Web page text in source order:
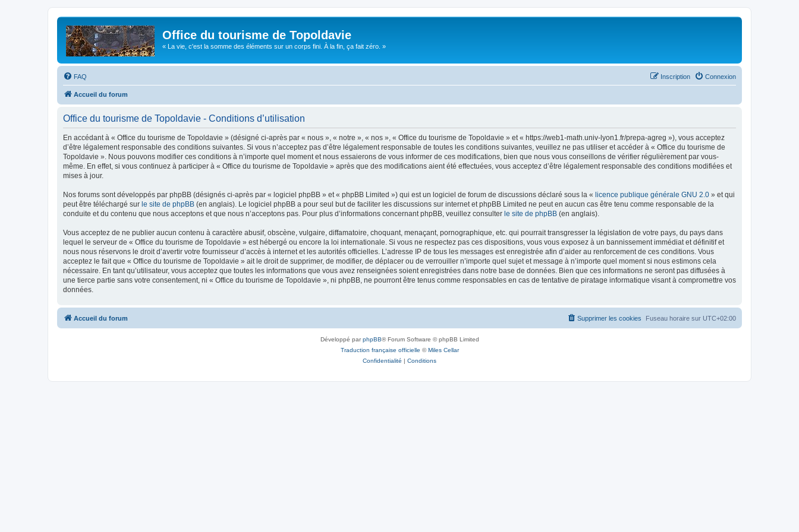
Office du tourisme de Topoldavie
« La vie, c'est la somme des éléments sur un corps fini. À la fin, ça fait zéro. »
FAQ Connexion
Inscription
Accueil du forum
Office du tourisme de Topoldavie - Conditions d’utilisation
En accédant à « Office du tourisme de Topoldavie » (désigné ci-après par « nous », « notre », « nos », « Office du tourisme de Topoldavie » et « https://web1-math.univ-lyon1.fr/prepa-agreg »), vous acceptez
d’être légalement responsable des conditions suivantes. Si vous n’acceptez pas d’être légalement responsable de toutes les conditions suivantes, veuillez ne pas utiliser et accéder à « Office du tourisme de
Topoldavie ». Nous pouvons modifier ces conditions à n’importe quel moment et nous essaierons de vous informer de ces modifications, bien que nous vous conseillons de vérifier régulièrement par vous-
même. En effet, si vous continuez à participer à « Office du tourisme de Topoldavie » après que des modifications aient été effectuées, vous acceptez d’être légalement responsable des conditions modifiées et
mises à jour.
Nos forums sont développés par phpBB (désignés ci-après par « logiciel phpBB » et « phpBB Limited ») qui est un logiciel de forum de discussions déclaré sous la « licence publique générale GNU 2.0 » et qui
peut être téléchargé sur le site de phpBB (en anglais). Le logiciel phpBB a pour seul but de faciliter les discussions sur internet et phpBB Limited ne peut en aucun cas être tenu comme responsable de la
conduite et du contenu que nous acceptons et que nous n’acceptons pas. Pour plus d’informations concernant phpBB, veuillez consulter le site de phpBB (en anglais).
Vous acceptez de ne publier aucun contenu à caractère abusif, obscène, vulgaire, diffamatoire, choquant, menaçant, pornographique, etc. qui pourrait transgresser la législation de votre pays, du pays dans
lequel le serveur de « Office du tourisme de Topoldavie » est hébergé ou encore la loi internationale. Si vous ne respectez pas ces dispositions, vous vous exposez à un bannissement immédiat et définitif et
nous nous réservons le droit d’avertir votre fournisseur d’accès à internet et les autorités officielles. L’adresse IP de tous les messages est enregistrée afin d’aider au renforcement de ces conditions. Vous
acceptez le fait que « Office du tourisme de Topoldavie » ait le droit de supprimer, de modifier, de déplacer ou de verrouiller n’importe quel sujet et message à n’importe quel moment si nous estimons cela
nécessaire. En tant qu’utilisateur, vous acceptez que toutes les informations que vous avez renseignées soient enregistrées dans notre base de données. Bien que ces informations ne seront pas diffusées à
une tierce partie sans votre consentement, ni « Office du tourisme de Topoldavie », ni phpBB, ne pourront être tenus comme responsables en cas de tentative de piratage informatique visant à compromettre vos
données.
Accueil du forum Fuseau horaire sur UTC+02:00
Supprimer les cookies
Développé parphpBB® Forum Software © phpBB Limited
Traduction française officielle ©Miles Cellar
Confidentialité | Conditions